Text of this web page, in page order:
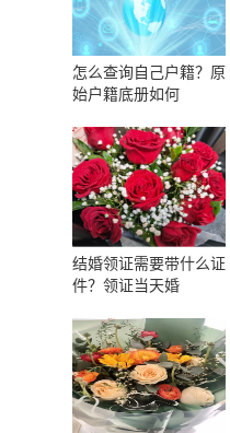
怎么查询自己户籍？原
始户籍底册如何
结婚领证需要带什么证
件？领证当天婚